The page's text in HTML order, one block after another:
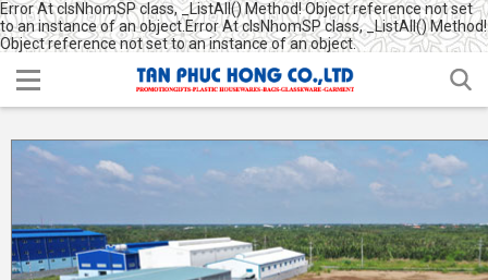
Error At clsNhomSP class, _ListAll() Method! Object reference not set
to an instance of an object.Error At clsNhomSP class, _ListAll() Method!
Object reference not set to an instance of an object.